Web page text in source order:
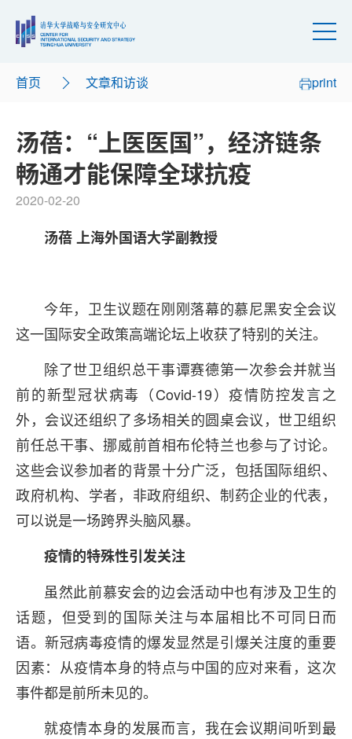
首页 文章和访谈 print
汤蓓：“上医医国”，经济链条
畅通才能保障全球抗疫
2020-02-20
汤蓓 上海外国语大学副教授
今年，卫生议题在刚刚落幕的慕尼黑安全会议
这一国际安全政策高端论坛上收获了特别的关注。
除了世卫组织总干事谭赛德第一次参会并就当
前的新型冠状病毒（Covid-19）疫情防控发言之
外，会议还组织了多场相关的圆桌会议，世卫组织
前任总干事、挪威前首相布伦特兰也参与了讨论。
这些会议参加者的背景十分广泛，包括国际组织、
政府机构、学者，非政府组织、制药企业的代表，
可以说是一场跨界头脑风暴。
疫情的特殊性引发关注
虽然此前慕安会的边会活动中也有涉及卫生的
话题，但受到的国际关注与本届相比不可同日而
语。新冠病毒疫情的爆发显然是引爆关注度的重要
因素：从疫情本身的特点与中国的应对来看，这次
事件都是前所未见的。
就疫情本身的发展而言，我在会议期间听到最